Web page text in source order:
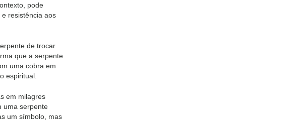
pode
resistência aos
de trocar
que a serpente
uma cobra em
espiritual.
em milagres
uma serpente
um símbolo, mas